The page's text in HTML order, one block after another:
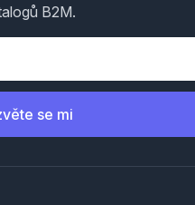
B2M.
se mi